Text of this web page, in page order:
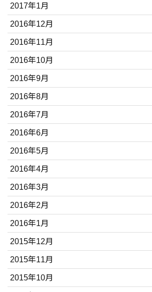
2017年1月
2016年12月
2016年11月
2016年10月
2016年9月
2016年8月
2016年7月
2016年6月
2016年5月
2016年4月
2016年3月
2016年2月
2016年1月
2015年12月
2015年11月
2015年10月